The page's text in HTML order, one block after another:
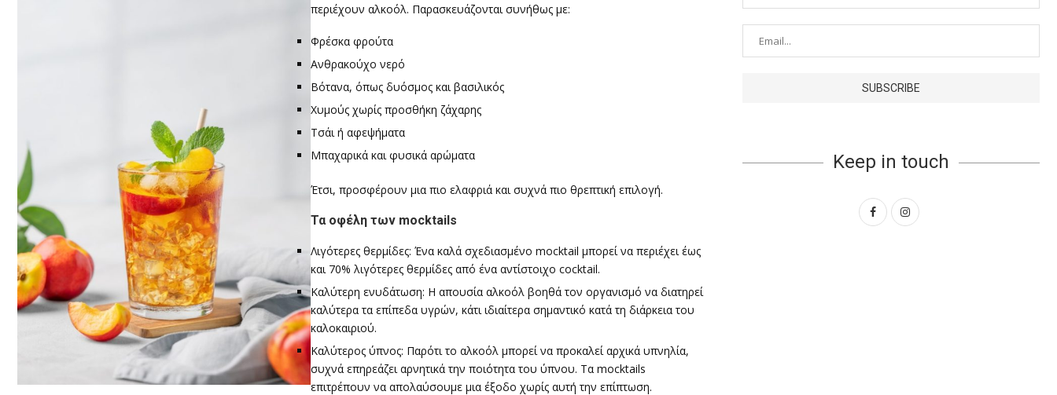
περιέχουν αλκοόλ. Παρασκευάζονται συνήθως με:
Φρέσκα φρούτα
Ανθρακούχο νερό
Βότανα, όπως δυόσμος και βασιλικός
Χυμούς χωρίς προσθήκη ζάχαρης
Τσάι ή αφεψήματα
Μπαχαρικά και φυσικά αρώματα
Έτσι, προσφέρουν μια πιο ελαφριά και συχνά πιο θρεπτική επιλογή.
Τα οφέλη των mocktails
Λιγότερες θερμίδες: Ένα καλά σχεδιασμένο mocktail μπορεί να περιέχει έως
και 70% λιγότερες θερμίδες από ένα αντίστοιχο cocktail.
Καλύτερη ενυδάτωση: Η απουσία αλκοόλ βοηθά τον οργανισμό να διατηρεί
καλύτερα τα επίπεδα υγρών, κάτι ιδιαίτερα σημαντικό κατά τη διάρκεια του
καλοκαιριού.
Καλύτερος ύπνος: Παρότι το αλκοόλ μπορεί να προκαλεί αρχικά υπνηλία,
συχνά επηρεάζει αρνητικά την ποιότητα του ύπνου. Τα mocktails
επιτρέπουν να απολαύσουμε μια έξοδο χωρίς αυτή την επίπτωση.
Keep in touch